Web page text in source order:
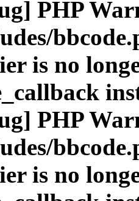
PHP
is no
PHP
is no